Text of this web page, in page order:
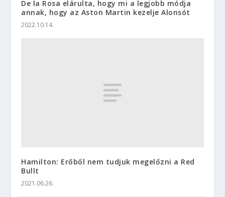
De la Rosa elárulta, hogy mi a legjobb módja
annak, hogy az Aston Martin kezelje Alonsót
2022.10.14.
Hamilton: Erőből nem tudjuk megelőzni a Red
Bullt
2021.06.26.